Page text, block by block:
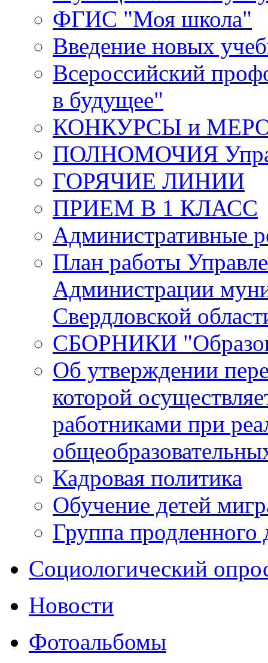
ФГИС "Моя школа"
Введение новых
Всероссийский
в будущее"
КОНКУРСЫ и
ПОЛНОМОЧИЯ
ГОРЯЧИЕ ЛИНИИ
ПРИЕМ В 1 КЛАСС
Административные
План работы
Администрации
Свердловской
СБОРНИКИ
Об утверждении
которой
работниками при
Кадровая политика
Обучение детей
Группа продленного
Социологический
Новости
Фотоальбомы